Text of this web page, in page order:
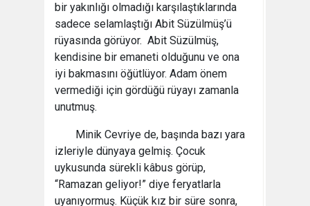
bir yakınlığı olmadığı karşılaştıklarında
sadece selamlaştığı Abit Süzülmüş’ü
rüyasında görüyor. Abit Süzülmüş,
kendisine bir emaneti olduğunu ve ona
iyi bakmasını öğütlüyor. Adam önem
vermediği için gördüğü rüyayı zamanla
unutmuş.
Minik Cevriye de, başında bazı yara
izleriyle dünyaya gelmiş. Çocuk
uykusunda sürekli kâbus görüp,
“Ramazan geliyor!” diye feryatlarla
uyanıyormuş. Küçük kız bir süre sonra,